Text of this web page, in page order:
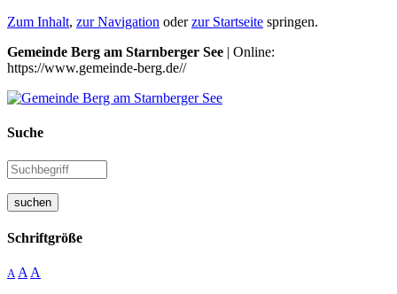
Zum Inhalt, zur Navigation oderzur Startseite springen.
Gemeinde Berg am Starnberger See | Online:
https://www.gemeinde-berg.de//
Suche
suchen
Schriftgröße
A A A